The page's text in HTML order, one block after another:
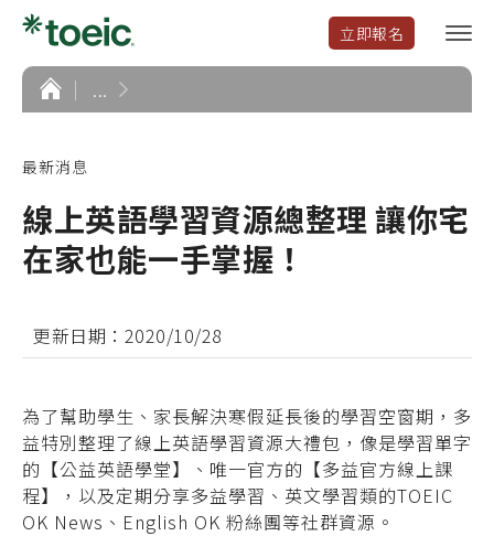
立即報名
選
單
首
頁
...
最新消息
線上英語學習資源總整理 讓你宅
在家也能一手掌握！
更新日期：2020/10/28
為了幫助學生、家長解決寒假延長後的學習空窗期，多
益特別整理了線上英語學習資源大禮包，像是學習單字
的【公益英語學堂】、唯一官方的【多益官方線上課
程】，以及定期分享多益學習、英文學習類的TOEIC
OK News、English OK 粉絲團等社群資源。